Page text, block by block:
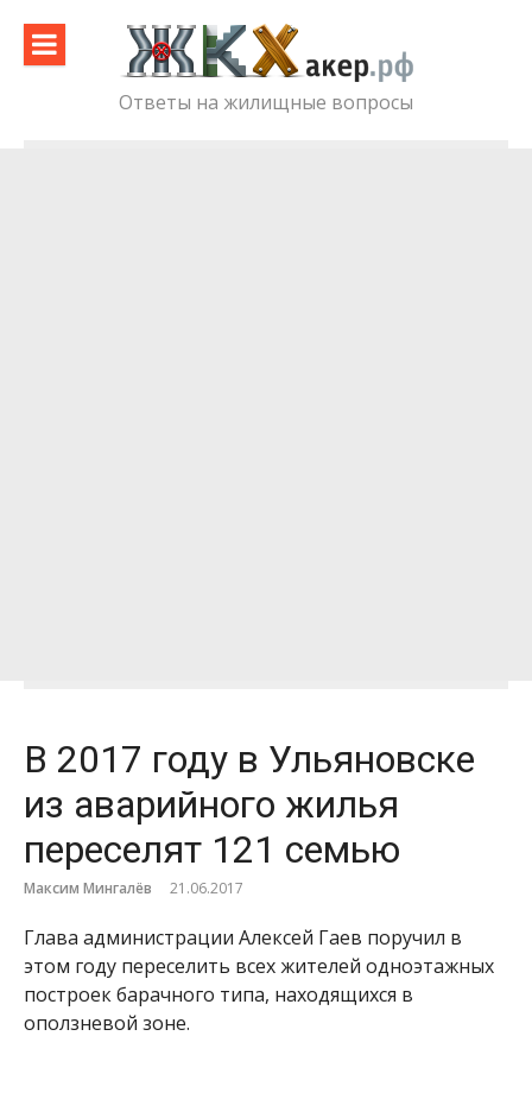
content
Ответы на жилищные вопросы
В 2017 году в Ульяновске
из аварийного жилья
переселят 121 семью
Максим Мингалёв 21.06.2017
Глава администрации Алексей Гаев поручил в
этом году переселить всех жителей одноэтажных
построек барачного типа, находящихся в
оползневой зоне.